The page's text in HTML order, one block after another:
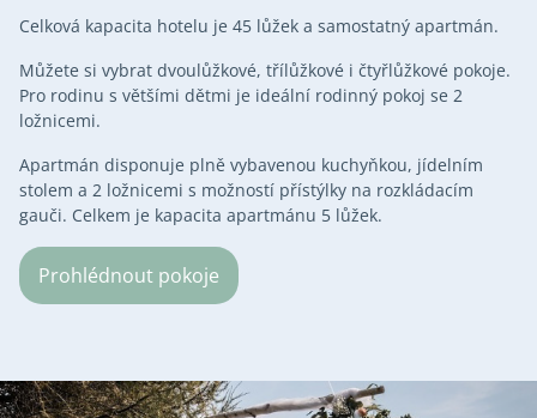
Celková kapacita hotelu je 45 lůžek a samostatný apartmán.
Můžete si vybrat dvoulůžkové, třílůžkové i čtyřlůžkové pokoje.
Pro rodinu s většími dětmi je ideální rodinný pokoj se 2
ložnicemi.
Apartmán disponuje plně vybavenou kuchyňkou, jídelním
stolem a 2 ložnicemi s možností přístýlky na rozkládacím
gauči. Celkem je kapacita apartmánu 5 lůžek.
Prohlédnout pokoje